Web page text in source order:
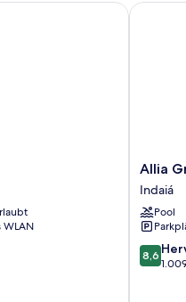
WLAN
Allia
Gran
Suites
Indaiá
Allia
Indaiá
Pool
8.6
von
8,6
Allia